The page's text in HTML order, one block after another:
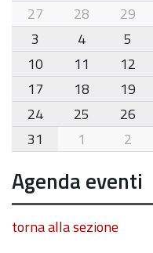
month-
8
27
28 29
3
4 5
10
11 12
17
18 19
24
25 26
31
1 2
Agenda eventi
torna alla sezione